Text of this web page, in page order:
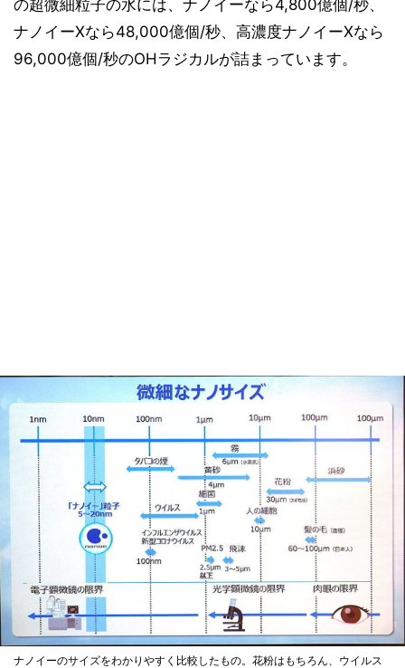
の超微細粒子の水には、ナノイーなら4,800億個/秒、
ナノイーXなら48,000億個/秒、高濃度ナノイーXなら
96,000億個/秒のOHラジカルが詰まっています。
ナノイーのサイズをわかりやすく比較したもの。花粉はもちろん、ウイルス